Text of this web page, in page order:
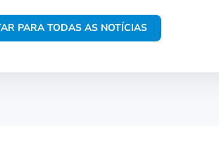
PARA TODAS AS NOTÍCIAS